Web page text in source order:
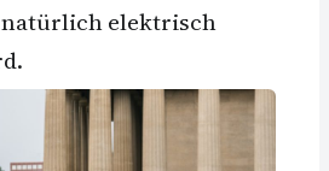
elektrisch